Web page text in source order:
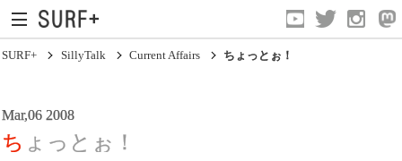
SURF+ SillyTalk Current Affairs ちょっとぉ！
Mar,06 2008
ちょっとぉ！